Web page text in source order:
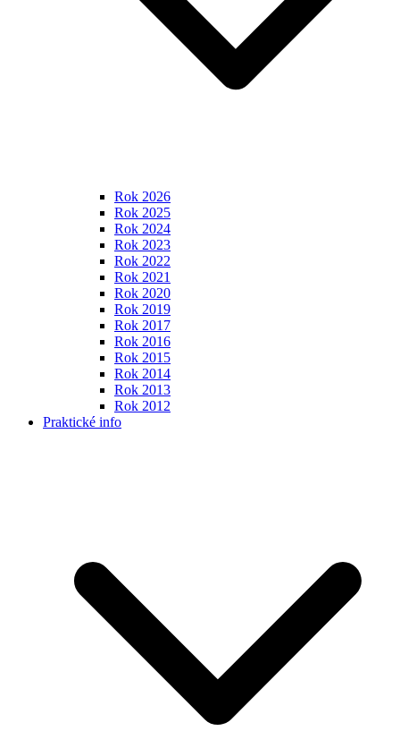
Rok 2026
Rok 2025
Rok 2024
Rok 2023
Rok 2022
Rok 2021
Rok 2020
Rok 2019
Rok 2017
Rok 2016
Rok 2015
Rok 2014
Rok 2013
Rok 2012
Praktické info